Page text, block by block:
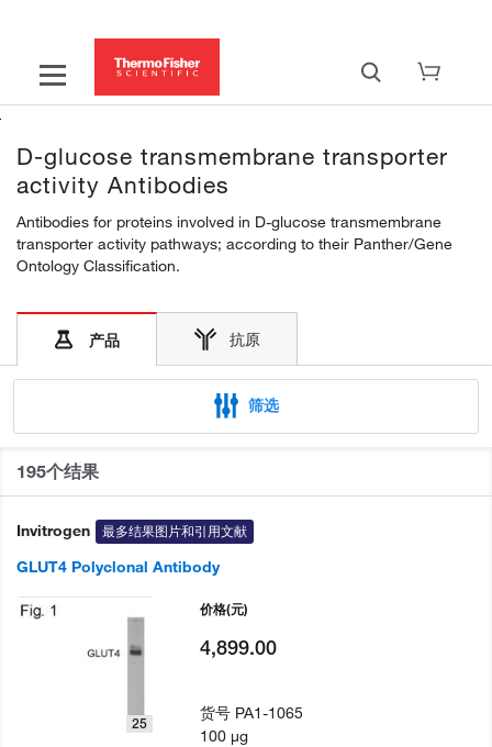
D-glucose transmembrane transporter
activity Antibodies
Antibodies for proteins involved in D-glucose transmembrane
transporter activity pathways; according to their Panther/Gene
Ontology Classification.
产品 抗原
筛选
195个结果
Invitrogen 最多结果图片和引用文献
GLUT4 Polyclonal Antibody
25
价格(元)
4,899.00
货号 PA1-1065
100 µg